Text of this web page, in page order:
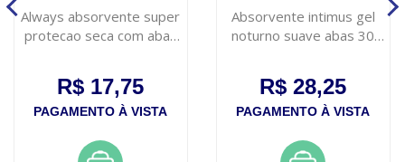
Always absorvente super
protecao seca com abas
R$ 17,75
PAGAMENTO À VISTA
Absorvente intimus gel
noturno suave abas 30
R$ 28,25
PAGAMENTO À VISTA